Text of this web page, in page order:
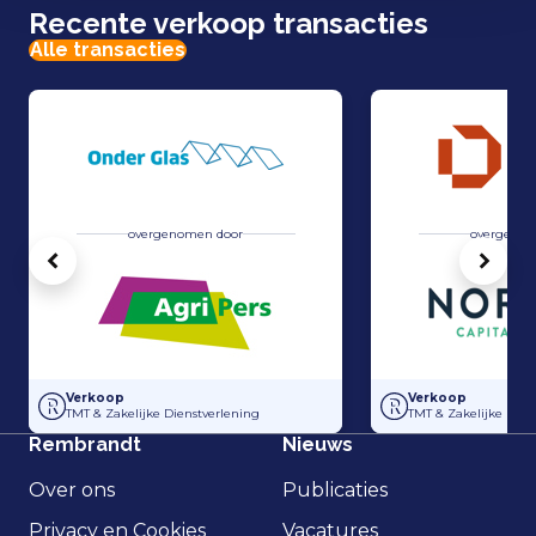
Recente verkoop transacties
Alle transacties
overgenomen door
Overname Horti-Text door Agripers
Verkoop
TMT & Zakelijke Dienstverlening
Strategisch
Verkoop
TMT & Zakelijke
Vorige
Rembrandt
Over ons
Privacy en Cookies
Nieuws
Publicaties
Vacatures